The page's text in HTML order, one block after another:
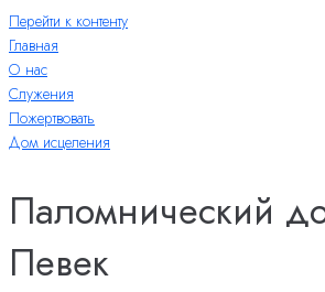
Перейти к контенту
Главная
О нас
Служения
Пожертвовать
Дом исцеления
Паломнический
Певек